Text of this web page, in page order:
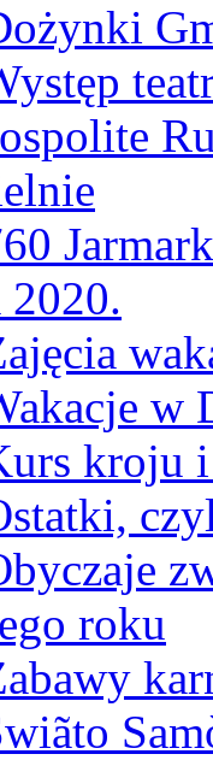
2020.
w
kroju i
roku